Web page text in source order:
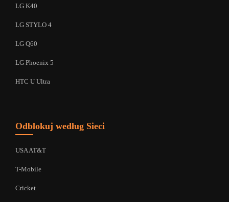
LG K40
LG STYLO 4
LG Q60
LG Phoenix 5
HTC U Ultra
Odblokuj według Sieci
USA AT&T
T-Mobile
Cricket